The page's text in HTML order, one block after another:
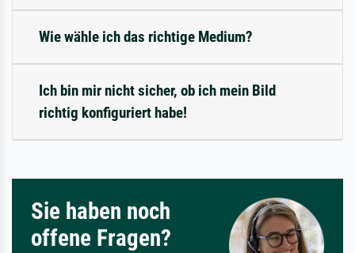
Wie wähle ich das richtige Medium?
Ich bin mir nicht sicher, ob ich mein Bild
richtig konfiguriert habe!
Sie haben noch
offene Fragen?